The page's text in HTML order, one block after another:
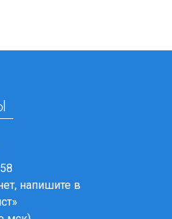
напишите в